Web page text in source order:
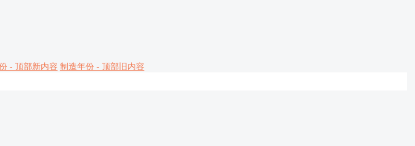
- 顶部新内容 制造年份 - 顶部旧内容